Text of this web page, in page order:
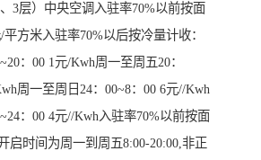
3层）中央空调入驻率70%以前按面
方米入驻率70%以后按冷量计收：
：00 1元/Kwh周一至周五20：
周一至周日24：00~8：00 6元//Kwh
：00 4元//Kwh入驻率70%以前按面
启时间为周一到周五8:00-20:00,非正